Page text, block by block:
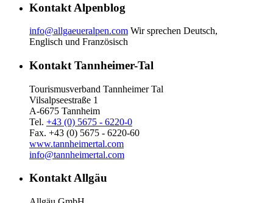
Kontakt Alpenblog
info@allgaeueralpen.com Wir sprechen Deutsch,
Englisch und Französisch
Kontakt Tannheimer-Tal
Tourismusverband Tannheimer Tal
Vilsalpseestraße 1
A-6675 Tannheim
Tel. +43 (0) 5675 - 6220-0
Fax. +43 (0) 5675 - 6220-60
www.tannheimertal.com
info@tannheimertal.com
Kontakt Allgäu